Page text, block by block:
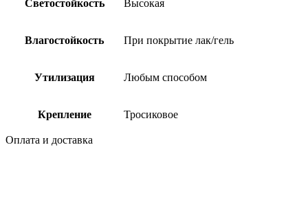
Светостойкость Высокая
Влагостойкость При покрытие лак/гель
Утилизация Любым способом
Крепление Тросиковое
Оплата и доставка